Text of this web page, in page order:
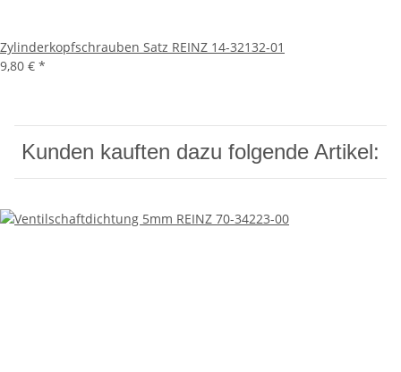
Zylinderkopfschrauben Satz REINZ 14-32132-01
9,80 € *
Kunden kauften dazu folgende Artikel: